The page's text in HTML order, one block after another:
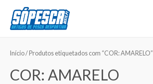
Início/ Produtos etiquetados com “COR: AMARELO”
COR: AMARELO